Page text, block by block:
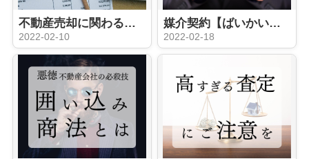
不動産売却に関わる諸費用について【北九州市の不動産売却】
2022-02-10
媒介契約【ばいかいけいやく】とは？【北九州市 × 不動産売却】
2022-02-18